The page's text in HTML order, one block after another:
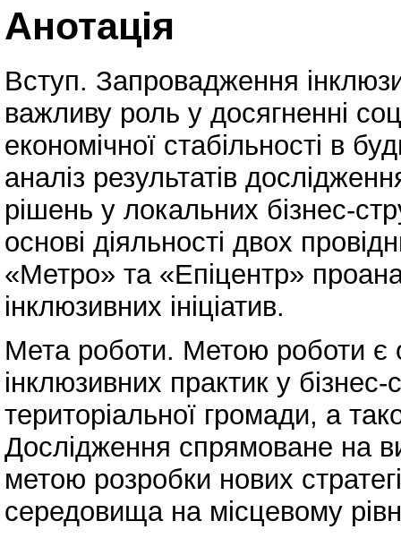
Анотація
Вступ. Запровадження
важливу роль у досягненні
економічної стабільності в
аналіз результатів
рішень у локальних бізнес-
основі діяльності двох
«Метро» та «Епіцентр»
інклюзивних ініціатив.
Мета роботи. Метою роботи є
інклюзивних практик у
територіальної громади, а
Дослідження спрямоване на
метою розробки нових
середовища на місцевому